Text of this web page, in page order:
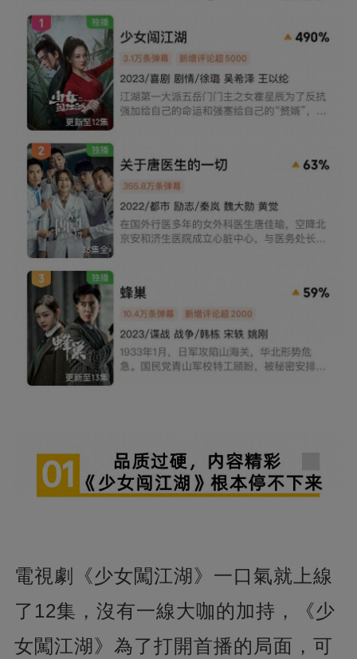
電視劇《少女闖江湖》一口氣就上線
了12集，沒有一線大咖的加持，《少
女闖江湖》為了打開首播的局面，可